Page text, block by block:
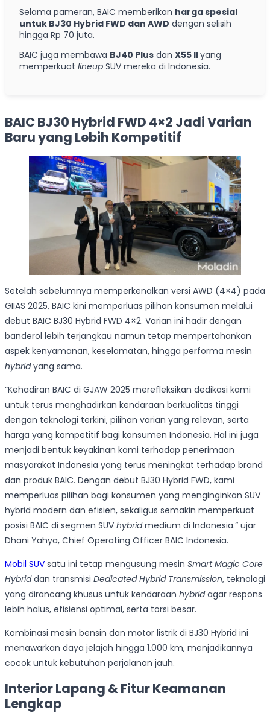
Selama pameran, BAIC memberikan harga spesial
untuk BJ30 Hybrid FWD dan AWD dengan selisih
hingga Rp 70 juta.
BAIC juga membawa BJ40 Plus dan X55 IIyang
memperkuat lineup SUV mereka di Indonesia.
BAIC BJ30 Hybrid FWD 4×2 Jadi Varian
Baru yang Lebih Kompetitif
Setelah sebelumnya memperkenalkan versi AWD (4×4) pada
GIIAS 2025, BAIC kini memperluas pilihan konsumen melalui
debut BAIC BJ30 Hybrid FWD 4×2. Varian ini hadir dengan
banderol lebih terjangkau namun tetap mempertahankan
aspek kenyamanan, keselamatan, hingga performa mesin
hybridyang sama.
“Kehadiran BAIC di GJAW 2025 merefleksikan dedikasi kami
untuk terus menghadirkan kendaraan berkualitas tinggi
dengan teknologi terkini, pilihan varian yang relevan, serta
harga yang kompetitif bagi konsumen Indonesia. Hal ini juga
menjadi bentuk keyakinan kami terhadap penerimaan
masyarakat Indonesia yang terus meningkat terhadap brand
dan produk BAIC. Dengan debut BJ30 Hybrid FWD, kami
memperluas pilihan bagi konsumen yang menginginkan SUV
hybrid modern dan efisien, sekaligus semakin memperkuat
posisi BAIC di segmen SUV hybridmedium di Indonesia.” ujar
Dhani Yahya, Chief Operating Officer BAIC Indonesia.
Mobil SUV satu ini tetap mengusung mesin Smart Magic Core
Hybriddan transmisi Dedicated Hybrid Transmission, teknologi
yang dirancang khusus untuk kendaraan hybridagar respons
lebih halus, efisiensi optimal, serta torsi besar.
Kombinasi mesin bensin dan motor listrik di BJ30 Hybrid ini
menawarkan daya jelajah hingga 1.000 km, menjadikannya
cocok untuk kebutuhan perjalanan jauh.
Interior Lapang & Fitur Keamanan
Lengkap